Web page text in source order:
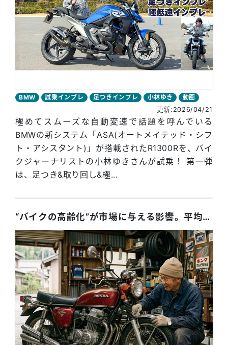
BMW 試乗インプレ 足つきインプレ 小林ゆき
動画
更新:2026/04/21
極めてスムーズな自動変速で話題を呼んでいる
BMWの新システム「ASA(オートメイテッド・シフ
ト・アシスタント)」が搭載されたR1300Rを、バイ
クジャーナリストの小林ゆきさんが試乗！ 第一弾
は、足つき&取り回し&極...
“バイクの高齢化”が市場に与える影響。平均車齢、16.55年と“高齢化”加速